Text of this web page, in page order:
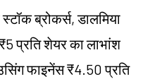
ब्रोकर्स, डालमिया
प्रति शेयर का लाभांश
फाइनेंस ₹4.50 प्रति